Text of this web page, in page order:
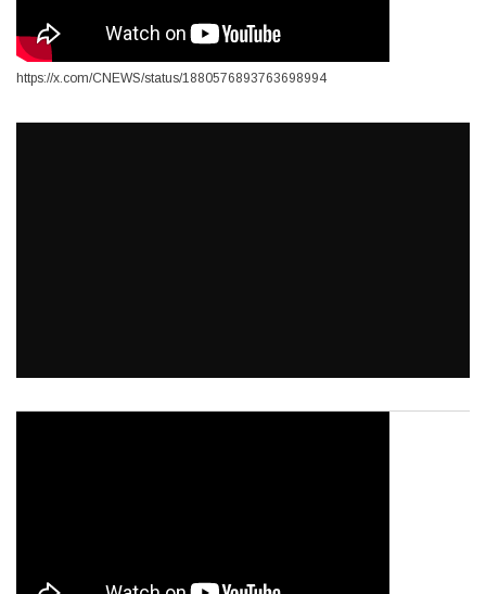
https://x.com/CNEWS/status/1880576893763698994